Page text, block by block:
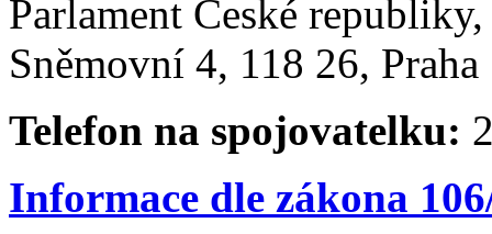
Parlament České
Sněmovní 4, 118 26,
Telefon na spojovatelku:
Informace dle zákona